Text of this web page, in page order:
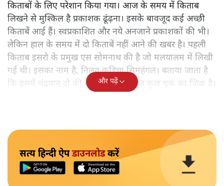
किताबों के लिए परेशान किया गया। आज के समय में किताब
लिखने से मुश्किल है प्रकाशक ढूंढ़ना। इसके बावजूद कई अच्छी
किताबें आई हैं। स्वप्रकाशित और नये अनजाने प्रकाशकों की भी।
लेकिन हाल के समय में दो किताबें नहीं आने की खबर है। पहली
किताब इसरो के प्रमुख एस सोमनाथ की है जो मलयालम में लिखी
गई थी। इसका नाम है, निलवु कुडिचा सिमहंगल। बताया जाता है
कि इसमें चंद्रयान दो की नाकामी से संबंधित कुछ चूक का जिक्र है।
और पढ़ें
सत्य हिन्दी ऐपडाउनलोडकरें